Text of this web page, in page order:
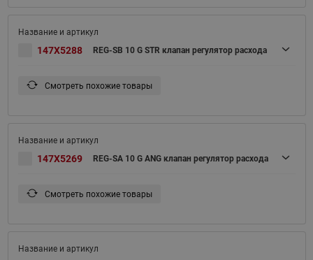
147X5288 REG-SB 10 G STR клапан регулятор расхода
Смотреть похожие товары
147X5269 REG-SA 10 G ANG клапан регулятор расхода
Смотреть похожие товары